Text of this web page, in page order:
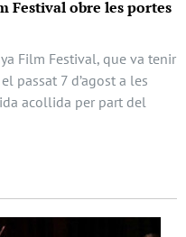
Festival obre les portes
Film Festival, que va tenir
passat 7 d’agost a les
acollida per part del